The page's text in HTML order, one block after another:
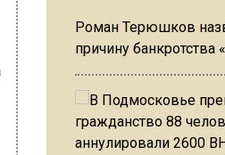
Роман Терюшков
причину банкротства